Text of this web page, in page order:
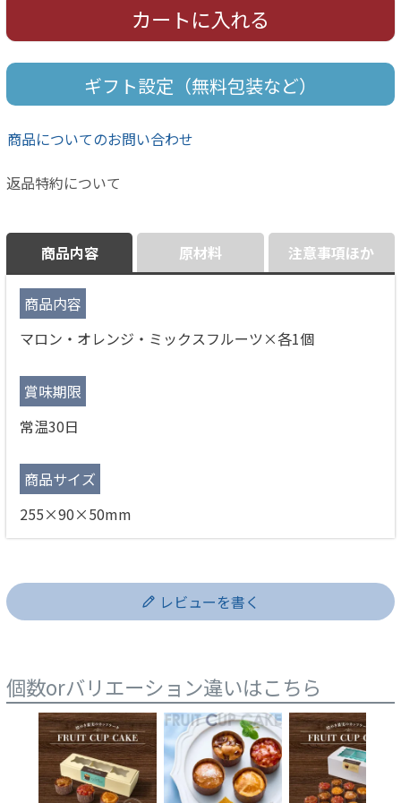
カートに入れる
ギフト設定（無料包装など）
商品についてのお問い合わせ
返品特約について
商品内容
商品内容
マロン・オレンジ・ミックスフルーツ×各1個
賞味期限
常温30日
商品サイズ
255×90×50mm
原材料 注意事項ほか
レビューを書く
個数orバリエーション違いはこちら